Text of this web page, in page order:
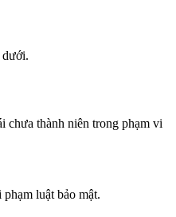
dưới.
chưa thành niên trong phạm vi
luật bảo mật.